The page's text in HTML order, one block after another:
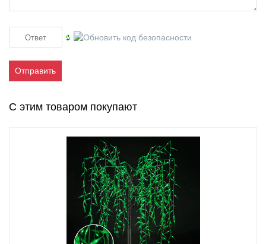
Отправить
С этим товаром покупают